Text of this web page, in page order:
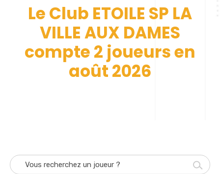
Le Club ETOILE SP LA
VILLE AUX DAMES
compte 2 joueurs en
août 2026